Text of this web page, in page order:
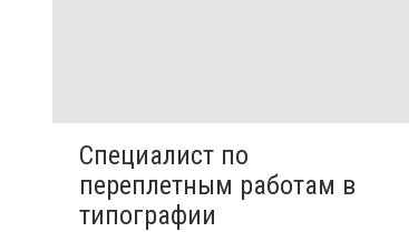
Специалист по
переплетным работам в
типографии